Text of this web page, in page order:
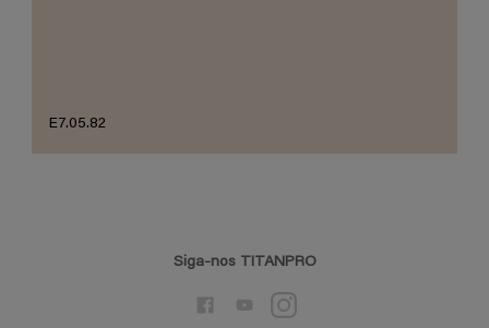
E7.05.82
Siga-nos TITANPRO